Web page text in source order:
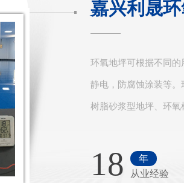
嘉兴利晟
环氧地坪可根据不同
静电，防腐蚀涂装等
树脂砂浆型地坪、环氧
18
年
从业经验